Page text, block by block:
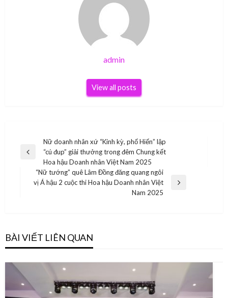
admin
View all posts
hướng
viết
Previous
Nữ doanh nhân xứ “Kinh kỳ, phố Hiến” lập
“cú đup” giải thưởng trong đêm Chung kết
Hoa hậu Doanh nhân Việt Nam 2025
Next
“Nữ tướng” quê Lâm Đồng đăng quang ngôi
vị Á hậu 2 cuộc thi Hoa hậu Doanh nhân Việt
Nam 2025
BÀI VIẾT LIÊN QUAN